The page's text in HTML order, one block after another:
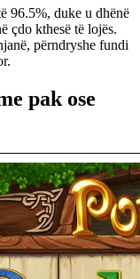
96.5%, duke u dhënë
çdo kthesë të lojës.
përndryshe fundi
pak ose